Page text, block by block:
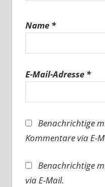
Name *
E-Mail-Adresse *
Benachrichtige
Kommentare via E-
Benachrichtige
via E-Mail.